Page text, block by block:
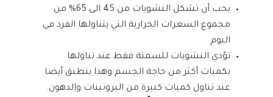
يجب أن تشكل النشويات من 45 الى 65% من
مجموع السعرات الحرارية التي يتناولها الفرد في
اليوم
تؤدي النشويات للسمنة فقط عند تناولها
بكميات أكثر من حاجة الجسم وهذا ينطبق أيضا
عند تناول كميات كبيرة من البروتينات والدهون.